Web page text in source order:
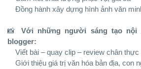
Đồng hành xây dựng hình ảnh văn
📸
Với những người sáng tạo nội
blogger:
Viết bài – quay clip – review chân thực
Giới thiệu giá trị văn hóa bản địa, con